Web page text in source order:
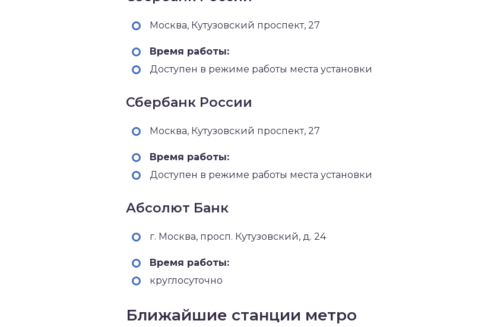
Москва, Кутузовский проспект, 27
Время работы:
Доступен в режиме работы места установки
Сбербанк России
Москва, Кутузовский проспект, 27
Время работы:
Доступен в режиме работы места установки
Абсолют Банк
г. Москва, просп. Кутузовский, д. 24
Время работы:
круглосуточно
Ближайшие станции метро